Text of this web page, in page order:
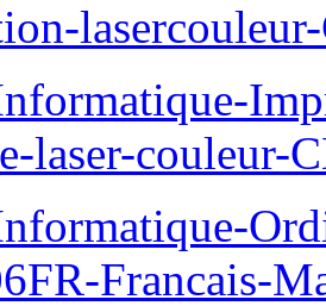
laser-couleur-
Francais-